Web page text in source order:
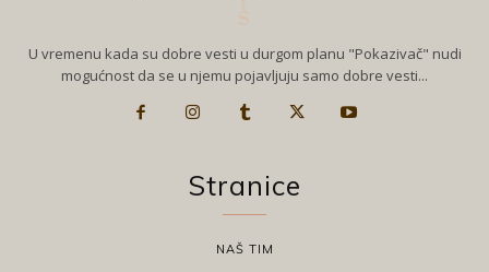
U vremenu kada su dobre vesti u durgom planu "Pokazivač" nudi
mogućnost da se u njemu pojavljuju samo dobre vesti...
Stranice
NAŠ TIM